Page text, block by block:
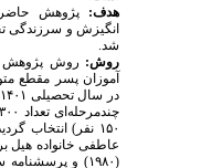
هدف:پژوهش حاضر
انگیزش و سرزندگی
شد.
روش:روش پژوهش علی-
۱۵۰ نفر) انتخاب